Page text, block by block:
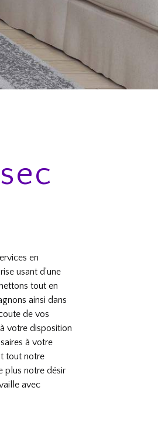
en
usant d’une
tout en
ainsi dans
de vos
votre disposition
à votre
tout notre
plus notre désir
avec